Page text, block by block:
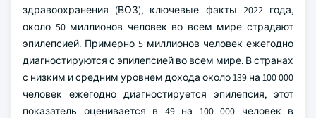
здравоохранения (ВОЗ), ключевые факты 2022 года,
около 50 миллионов человек во всем мире страдают
эпилепсией. Примерно 5 миллионов человек ежегодно
диагностируются с эпилепсией во всем мире. В странах
с низким и средним уровнем дохода около 139 на 100 000
человек ежегодно диагностируется эпилепсия, этот
показатель оценивается в 49 на 100 000 человек в